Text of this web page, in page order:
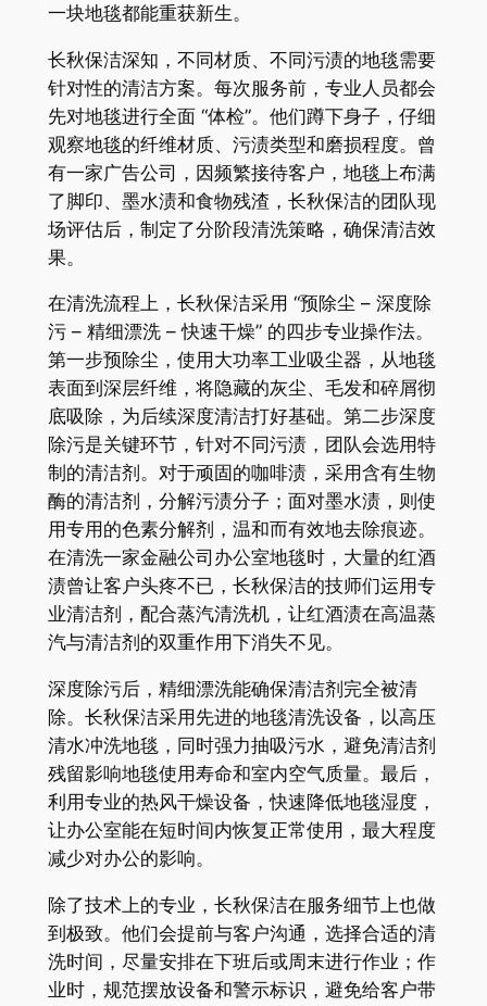
一块地毯都能重获新生。
长秋保洁深知，不同材质、不同污渍的地毯需要
针对性的清洁方案。每次服务前，专业人员都会
先对地毯进行全面 “体检”。他们蹲下身子，仔细
观察地毯的纤维材质、污渍类型和磨损程度。曾
有一家广告公司，因频繁接待客户，地毯上布满
了脚印、墨水渍和食物残渣，长秋保洁的团队现
场评估后，制定了分阶段清洗策略，确保清洁效
果。
在清洗流程上，长秋保洁采用 “预除尘 – 深度除
污 – 精细漂洗 – 快速干燥” 的四步专业操作法。
第一步预除尘，使用大功率工业吸尘器，从地毯
表面到深层纤维，将隐藏的灰尘、毛发和碎屑彻
底吸除，为后续深度清洁打好基础。第二步深度
除污是关键环节，针对不同污渍，团队会选用特
制的清洁剂。对于顽固的咖啡渍，采用含有生物
酶的清洁剂，分解污渍分子；面对墨水渍，则使
用专用的色素分解剂，温和而有效地去除痕迹。
在清洗一家金融公司办公室地毯时，大量的红酒
渍曾让客户头疼不已，长秋保洁的技师们运用专
业清洁剂，配合蒸汽清洗机，让红酒渍在高温蒸
汽与清洁剂的双重作用下消失不见。
深度除污后，精细漂洗能确保清洁剂完全被清
除。长秋保洁采用先进的地毯清洗设备，以高压
清水冲洗地毯，同时强力抽吸污水，避免清洁剂
残留影响地毯使用寿命和室内空气质量。最后，
利用专业的热风干燥设备，快速降低地毯湿度，
让办公室能在短时间内恢复正常使用，最大程度
减少对办公的影响。
除了技术上的专业，长秋保洁在服务细节上也做
到极致。他们会提前与客户沟通，选择合适的清
洗时间，尽量安排在下班后或周末进行作业；作
业时，规范摆放设备和警示标识，避免给客户带